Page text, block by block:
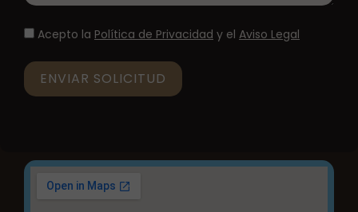
Acepto la Política de Privacidad y el Aviso Legal